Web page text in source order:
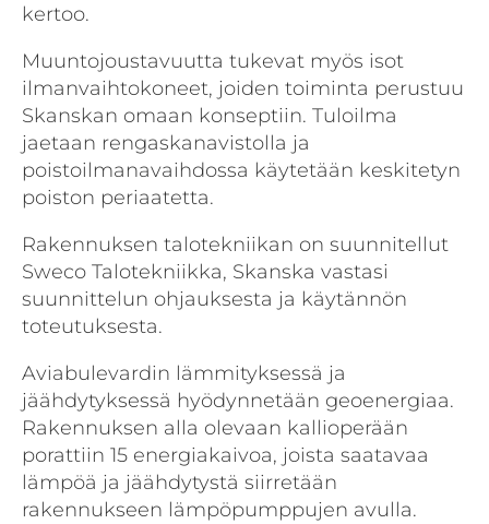
kertoo.
Muuntojoustavuutta tukevat myös isot
ilmanvaihtokoneet, joiden toiminta perustuu
Skanskan omaan konseptiin. Tuloilma
jaetaan rengaskanavistolla ja
poistoilmanavaihdossa käytetään keskitetyn
poiston periaatetta.
Rakennuksen talotekniikan on suunnitellut
Sweco Talotekniikka, Skanska vastasi
suunnittelun ohjauksesta ja käytännön
toteutuksesta.
Aviabulevardin lämmityksessä ja
jäähdytyksessä hyödynnetään geoenergiaa.
Rakennuksen alla olevaan kallioperään
porattiin 15 energiakaivoa, joista saatavaa
lämpöä ja jäähdytystä siirretään
rakennukseen lämpöpumppujen avulla.